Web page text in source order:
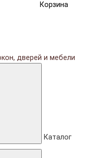
Корзина
Каталог